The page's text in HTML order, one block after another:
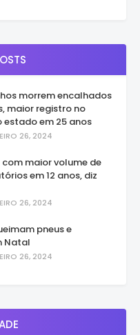
morrem encalhados
maior registro no
em 25 anos
26, 2024
com maior volume de
em 12 anos, diz
26, 2024
pneus e
Natal
26, 2024